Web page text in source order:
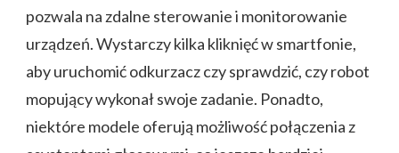
pozwala na zdalne sterowanie i monitorowanie
urządzeń. Wystarczy kilka kliknięć w smartfonie,
aby uruchomić odkurzacz czy sprawdzić, czy robot
mopujący wykonał swoje zadanie. Ponadto,
niektóre modele oferują możliwość połączenia z